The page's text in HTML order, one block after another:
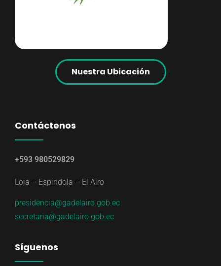
Nuestra Ubicación
Contáctenos
+593 980529829
Loja – Espindola – El Airo
presidencia@gadelairo.gob.ec
secretaria@gadelairo.gob.ec
Síguenos